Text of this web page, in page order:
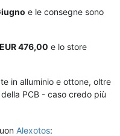
e le consegne sono
EUR 476,00 e lo store
in alluminio e ottone, oltre
della PCB - caso credo più
Alexotos: